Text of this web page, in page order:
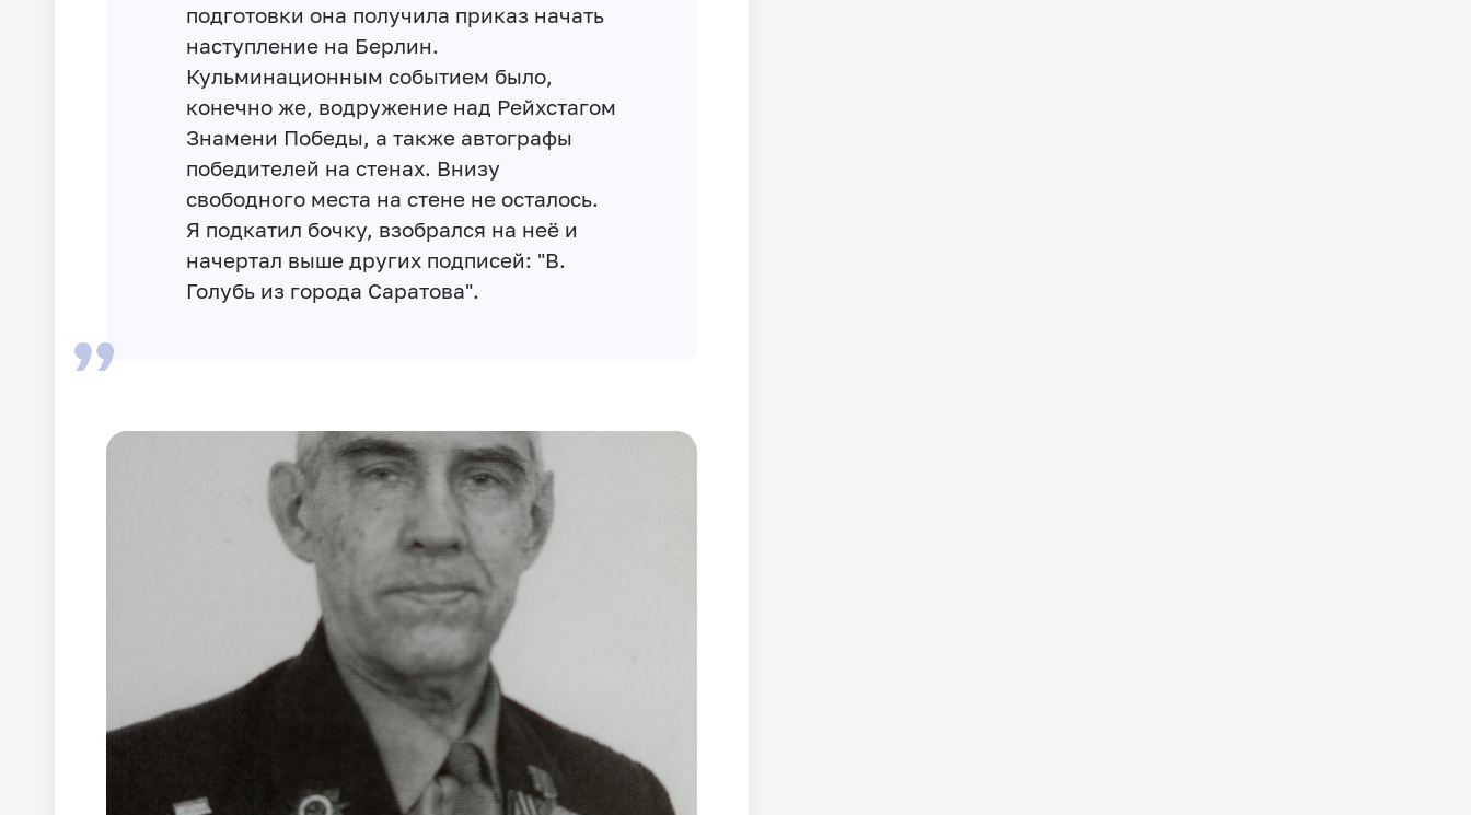
подготовки она получила приказ начать
наступление на Берлин.
Кульминационным событием было,
конечно же, водружение над Рейхстагом
Знамени Победы, а также автографы
победителей на стенах. Внизу
свободного места на стене не осталось.
Я подкатил бочку, взобрался на неё и
начертал выше других подписей: "В.
Голубь из города Саратова".